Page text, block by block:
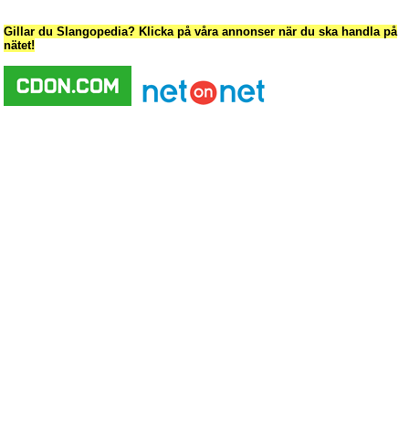
Gillar du Slangopedia? Klicka på våra annonser när du ska handla på
nätet!